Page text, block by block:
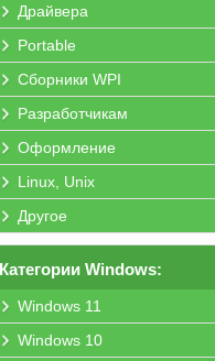
Драйвера
Portable
Сборники WPI
Разработчикам
Оформление
Linux, Unix
Другое
Категории Windows:
Windows 11
Windows 10